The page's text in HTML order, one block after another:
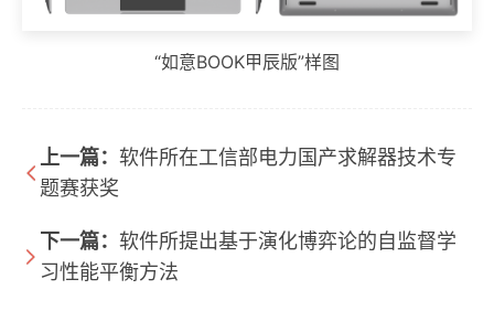
“如意BOOK甲辰版”样图
上一篇： 软件所在工信部电力国产求解器技术专
题赛获奖
下一篇： 软件所提出基于演化博弈论的自监督学
习性能平衡方法